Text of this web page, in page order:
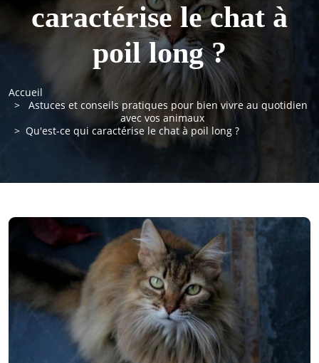
caractérise le chat à
poil long ?
Accueil
Astuces et conseils pratiques pour bien vivre au quotidien
avec vos animaux
Qu'est-ce qui caractérise le chat à poil long ?